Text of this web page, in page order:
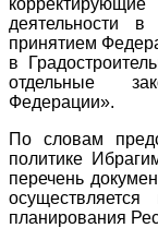
деятельности
принятием
в
отдельные
Федерации».
По словам
политике
перечень
осуществляется
планирования